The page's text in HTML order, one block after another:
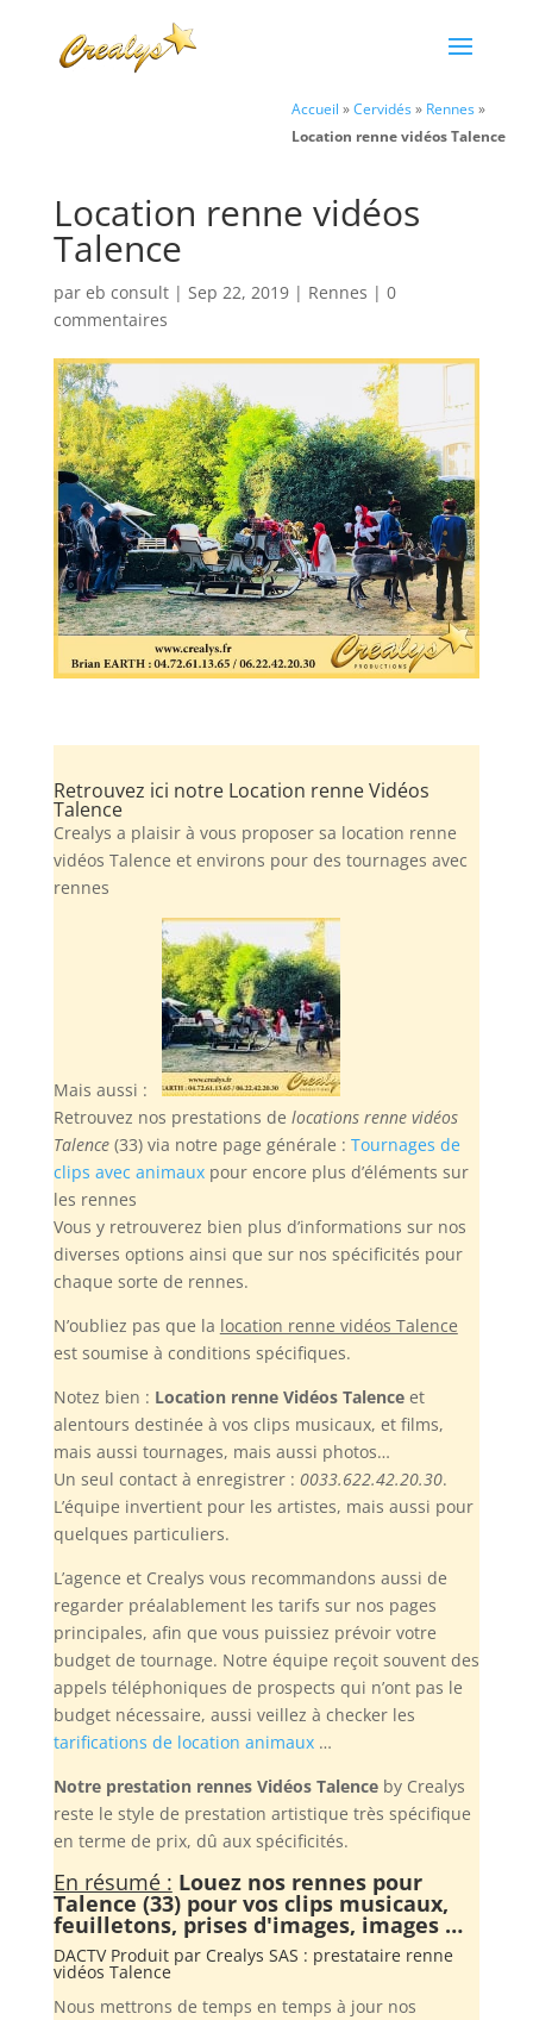
Accueil »Cervidés» Rennes»
Location renne vidéos Talence
Location renne vidéos
Talence
par eb consult| Sep 22, 2019| Rennes | 0
commentaires
Retrouvez ici notre Location renne Vidéos
Talence
Crealys a plaisir à vous proposer sa location renne
vidéos Talence et environs pour des tournages avec
rennes
Mais aussi :
Retrouvez nos prestations de locations renne vidéos
Talence(33) via notre page générale : Tournages de
clips avec animauxpour encore plus d’éléments sur
les rennes
Vous y retrouverez bien plus d’informations sur nos
diverses options ainsi que sur nos spécificités pour
chaque sorte de rennes.
N’oubliez pas que la location renne vidéos Talence
est soumise à conditions spécifiques.
Notez bien : Location renne Vidéos Talenceet
alentours destinée à vos clips musicaux, et films,
mais aussi tournages, mais aussi photos…
Un seul contact à enregistrer : 0033.622.42.20.30.
L’équipe invertient pour les artistes, mais aussi pour
quelques particuliers.
L’agence et Crealys vous recommandons aussi de
regarder préalablement les tarifs sur nos pages
principales, afin que vous puissiez prévoir votre
budget de tournage. Notre équipe reçoit souvent des
appels téléphoniques de prospects qui n’ont pas le
budget nécessaire, aussi veillez à checker les
tarifications de location animaux…
Notre prestation rennes Vidéos Talenceby Crealys
reste le style de prestation artistique très spécifique
en terme de prix, dû aux spécificités.
En résumé : Louez nos rennes pour
Talence (33) pour vos clips musicaux,
feuilletons, prises d'images, images …
DACTV Produit par Crealys SAS : prestataire renne
vidéos Talence
Nous mettrons de temps en temps à jour nos